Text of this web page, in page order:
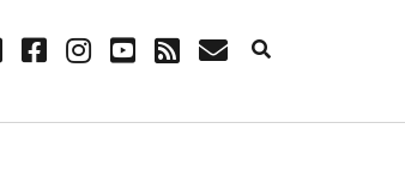
twitterfacebook
instagram
youtube
rss E-